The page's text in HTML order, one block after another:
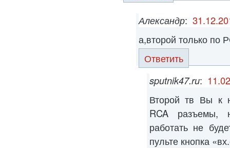
Александр:
а,второй только по
Ответить
sputnik47.ru:
Второй тв Вы к
RCA разъемы,
работать не
пульте кнопка